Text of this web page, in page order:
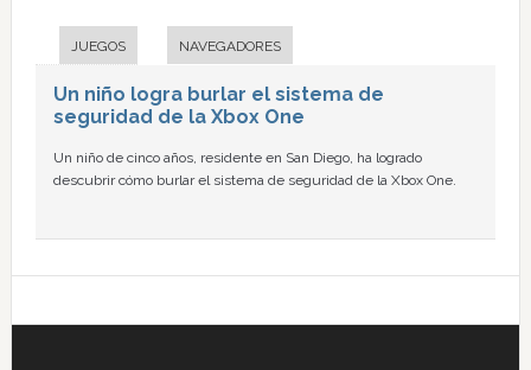
JUEGOS NAVEGADORES
Un niño logra burlar el sistema de
seguridad de la Xbox One
Un niño de cinco años, residente en San Diego, ha logrado
descubrir cómo burlar el sistema de seguridad de la Xbox One.